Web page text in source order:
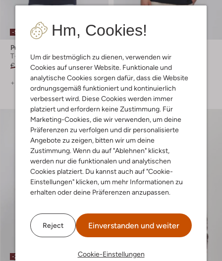
Hm, Cookies!
Um dir bestmöglich zu dienen, verwenden wir
Cookies auf unserer Website. Funktionale und
analytische Cookies sorgen dafür, dass die Website
ordnungsgemäß funktioniert und kontinuierlich
verbessert wird. Diese Cookies werden immer
platziert und erfordern keine Zustimmung. Für
Marketing-Cookies, die wir verwenden, um deine
Präferenzen zu verfolgen und dir personalisierte
Angebote zu zeigen, bitten wir um deine
Zustimmung. Wenn du auf "Ablehnen" klickst,
werden nur die funktionalen und analytischen
Cookies platziert. Du kannst auch auf "Cookie-
Einstellungen" klicken, um mehr Informationen zu
erhalten oder deine Präferenzen anzupassen.
Reject Einverstanden und weiter
Cookie-Einstellungen
-50%
Pure Path
T-shirt
€ 69,99 € 34,99
+ mehr farben
-50%
T-shirt
€ 69,99 € 34,99
+ mehr farben
-20% -50%